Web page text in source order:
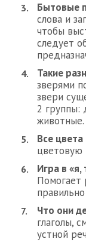
Бытовые
слова и
чтобы
следует
Такие
зверями
звери
2 группы:
животные.
Все цвета
цветовую
Игра в
Помогает
Что они
глаголы,
устной